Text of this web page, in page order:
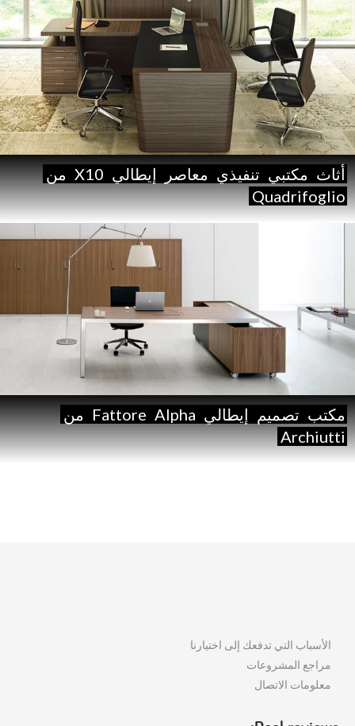
أثاث مكتبي تنفيذي معاصر إيطالي X10 من
Quadrifoglio
مكتب تصميم إيطالي Fattore Alpha
من
Archiutti
الأسباب التي تدفعك إلى اختيارنا
مراجع المشروعات
معلومات الاتصال